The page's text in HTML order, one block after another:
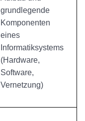
grundlegende
Komponenten
eines
Informatiksystems
(Hardware,
Software,
Vernetzung)